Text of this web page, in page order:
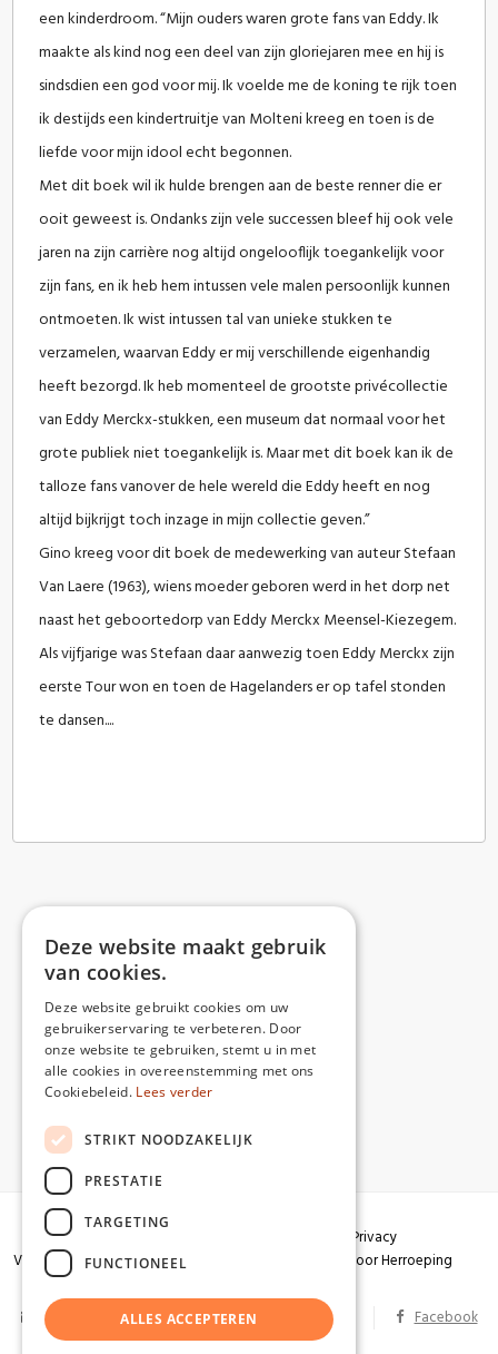
een kinderdroom. “Mijn ouders waren grote fans van Eddy. Ik
maakte als kind nog een deel van zijn gloriejaren mee en hij is
sindsdien een god voor mij. Ik voelde me de koning te rijk toen
ik destijds een kindertruitje van Molteni kreeg en toen is de
liefde voor mijn idool echt begonnen.
Met dit boek wil ik hulde brengen aan de beste renner die er
ooit geweest is. Ondanks zijn vele successen bleef hij ook vele
jaren na zijn carrière nog altijd ongelooflijk toegankelijk voor
zijn fans, en ik heb hem intussen vele malen persoonlijk kunnen
ontmoeten. Ik wist intussen tal van unieke stukken te
verzamelen, waarvan Eddy er mij verschillende eigenhandig
heeft bezorgd. Ik heb momenteel de grootste privécollectie
van Eddy Merckx-stukken, een museum dat normaal voor het
grote publiek niet toegankelijk is. Maar met dit boek kan ik de
talloze fans vanover de hele wereld die Eddy heeft en nog
altijd bijkrijgt toch inzage in mijn collectie geven.”
Gino kreeg voor dit boek de medewerking van auteur Stefaan
Van Laere (1963), wiens moeder geboren werd in het dorp net
naast het geboortedorp van Eddy Merckx Meensel-Kiezegem.
Als vijfjarige was Stefaan daar aanwezig toen Eddy Merckx zijn
eerste Tour won en toen de Hagelanders er op tafel stonden
te dansen....
Algemene voorwaarden
Privacy
Verzendingen
Herroepingsrecht Formulier voor Herroeping
info@partizaan.be BTW BE 0586.813.178 Facebook
Deze website maakt gebruik
van cookies.
Deze website gebruikt cookies om uw
gebruikerservaring te verbeteren. Door
onze website te gebruiken, stemt u in met
alle cookies in overeenstemming met ons
Cookiebeleid. Lees verder
STRIKT NOODZAKELIJK
PRESTATIE
TARGETING
FUNCTIONEEL
ALLES ACCEPTEREN